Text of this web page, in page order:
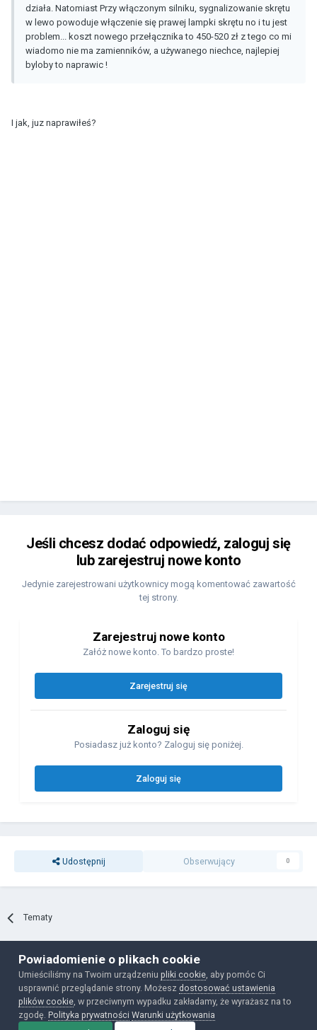
działa. Natomiast Przy włączonym silniku, sygnalizowanie skrętu
w lewo powoduje włączenie się prawej lampki skrętu no i tu jest
problem... koszt nowego przełącznika to 450-520 zł z tego co mi
wiadomo nie ma zamienników, a używanego niechce, najlepiej
byloby to naprawic !
I jak, juz naprawiłeś?
Jeśli chcesz dodać odpowiedź, zaloguj się
lub zarejestruj nowe konto
Jedynie zarejestrowani użytkownicy mogą komentować zawartość
tej strony.
Zarejestruj nowe konto
Załóż nowe konto. To bardzo proste!
Zarejestruj się
Zaloguj się
Posiadasz już konto? Zaloguj się poniżej.
Zaloguj się
Udostępnij Obserwujący 0
Tematy
Polityka prywatności Ciasteczka
Powered by Invision Community
Powiadomienie o plikach cookie
Umieściliśmy na Twoim urządzeniupliki cookie , aby pomóc Ci
usprawnić przeglądanie strony. Możesz dostosować ustawienia
plików cookie , w przeciwnym wypadku zakładamy, że wyrażasz na to
zgodę.Polityka prywatności Warunki użytkowania